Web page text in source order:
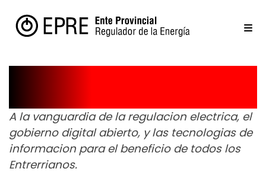
A la vanguardia de la regulacion electrica, el
gobierno digital abierto, y las tecnologias de
informacion para el beneficio de todos los
Entrerrianos.